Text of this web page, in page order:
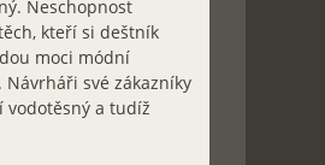
Neschopnost
kteří si deštník
moci módní
své zákazníky
vodotěsný a tudíž